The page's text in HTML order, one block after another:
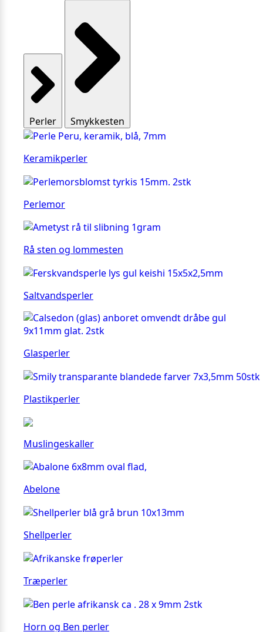
Perler Smykkesten
Keramikperler
Perlemor
Rå sten og lommesten
Saltvandsperler
Glasperler
Plastikperler
Muslingeskaller
Abelone
Shellperler
Træperler
Horn og Ben perler